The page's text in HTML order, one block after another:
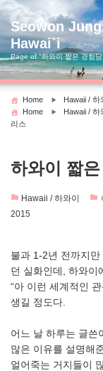
Skip
to
content
Seowon
Hawai`i
Page of "하와이 짧은 경험
Home Hawaii / 하
Home
Hawaii / 하
리스
하와이 짧
Hawaii / 하와이
2015
불과 1-2년 전까지만
던 실화인데, 하와이
“아 이런 세계적인
생길 정도다.
어느 날 하루는 글쓴
많은 이유를 설명해
얼어죽는 거지들이